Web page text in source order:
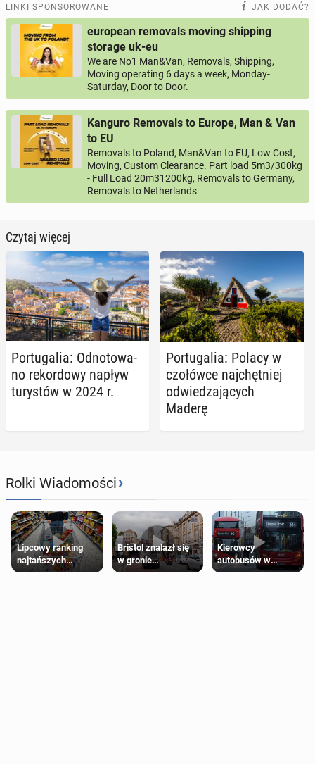
LINKI SPONSOROWANE JAK DODAĆ?
european removals moving shipping
storage uk-eu
We are No1 Man&Van, Removals, Shipping,
Moving operating 6 days a week, Monday-
Saturday, Door to Door.
Kanguro Removals to Europe, Man & Van
to EU
Removals to Poland, Man&Van to EU, Low Cost,
Moving, Custom Clearance. Part load 5m3/300kg
- Full Load 20m31200kg, Removals to Germany,
Removals to Netherlands
Czytaj więcej
Por­tu­ga­lia: Od­no­to­wa­
no re­kor­do­wy napływ
tu­ry­stów w 2024 r.
Por­tu­ga­lia: Polacy w
czo­łów­ce naj­chęt­niej
od­wie­dza­ją­cych
Maderę
Rolki Wiadomości›
Lipcowy ranking
najtańszych
supermarketów
Bristol znalazł się
w gronie
najlepszych
Kierowcy
autobusów w
Londynie